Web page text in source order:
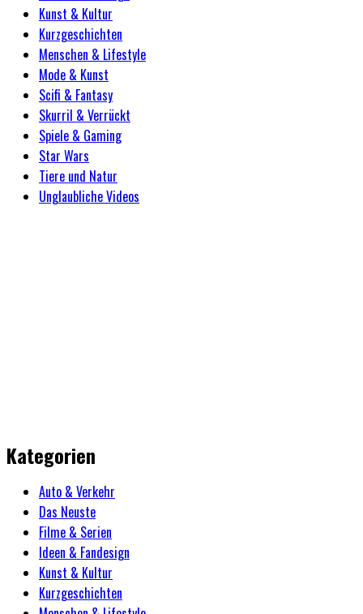
Kunst & Kultur
Kurzgeschichten
Menschen & Lifestyle
Mode & Kunst
Scifi & Fantasy
Skurril & Verrückt
Spiele & Gaming
Star Wars
Tiere und Natur
Unglaubliche Videos
Kategorien
Auto & Verkehr
Das Neuste
Filme & Serien
Ideen & Fandesign
Kunst & Kultur
Kurzgeschichten